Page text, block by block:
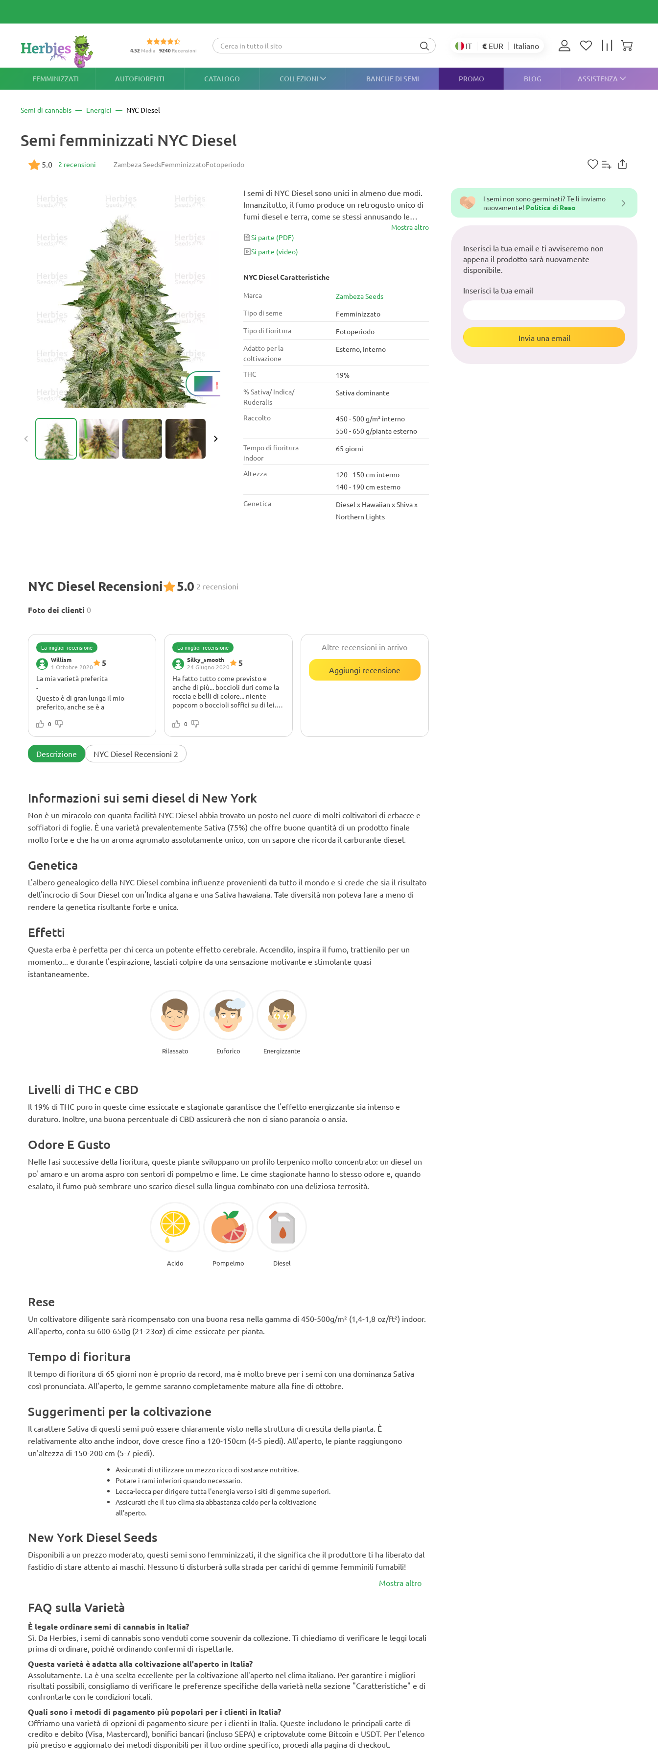
4.52 Media 9240 Recensioni IT € EUR Italiano
FEMMINIZZATI AUTOFIORENTI CATALOGO COLLEZIONI BANCHE DI SEMI PROMO BLOG ASSISTENZA
Semi di cannabis Energici NYC Diesel
19%
THC
Semi femminizzati NYC Diesel
Zambeza SeedsFemminizzatoFotoperiodo
5.0 2 recensioni
NYC Diesel Caratteristiche
Marca
Zambeza Seeds
Tipo di seme
Femminizzato
Tipo di fioritura
Fotoperiodo
Adatto per la
coltivazione
Esterno, Interno
THC
19%
% Sativa/ Indica/
Ruderalis
Sativa dominante
Raccolto
450 - 500 g/m² interno
550 - 650 g/pianta esterno
Tempo di fioritura
indoor
65 giorni
Altezza
120 - 150 cm interno
140 - 190 cm esterno
Genetica
Diesel x Hawaiian x Shiva x
Northern Lights
NYC Diesel Recensioni 5.0 2 recensioni
Foto dei clienti 0
La miglior recensione
William
1 Ottobre 2020
5
La mia varietà preferita
-
Questo è di gran lunga il mio
preferito, anche se è a
ansia, rallenta il mio pensiero
ho bisogno
0
La miglior recensione
Silky_smooth
24 Giugno 2020
5
Ha fatto tutto come previsto e
anche di più... boccioli duri come la
roccia e belli di colore... niente
popcorn o boccioli soffici su di lei...
agrumato
Nel complesso sono molto
delle mie preferite quando si tratta
di struttura delle cime e aspetto
sono così belli... Rapporto sul fumo
dopo l'essiccazione e la
stagionatura
0
Altre recensioni in arrivo
Aggiungi recensione
Descrizione NYC Diesel Recensioni 2
I semi di NYC Diesel sono unici in almeno due modi.
Innanzitutto, il fumo produce un retrogusto unico di
fumi diesel e terra, come se stessi annusando le
pomeridiana. In secondo luogo, l'effetto è molto
sociale al punto da trasformarti in un motormouth.
fino all'andare a un evento di team building, ti
Inoltre, con il 19% di THC, questo sballo alle stelle
dura molte ore.
Mostra altro
Si parte (PDF)
Si parte (video)
Informazioni sui semi diesel di New York
Non è un miracolo con quanta facilità NYC Diesel abbia trovato un posto nel cuore di molti coltivatori di erbacce e
soffiatori di foglie. È una varietà prevalentemente Sativa (75%) che offre buone quantità di un prodotto finale
molto forte e che ha un aroma agrumato assolutamente unico, con un sapore che ricorda il carburante diesel.
Genetica
L'albero genealogico della NYC Diesel combina influenze provenienti da tutto il mondo e si crede che sia il risultato
dell'incrocio di Sour Diesel con un'Indica afgana e una Sativa hawaiana. Tale diversità non poteva fare a meno di
rendere la genetica risultante forte e unica.
Effetti
Questa erba è perfetta per chi cerca un potente effetto cerebrale. Accendilo, inspira il fumo, trattienilo per un
momento... e durante l'espirazione, lasciati colpire da una sensazione motivante e stimolante quasi
istantaneamente.
Rilassato Euforico Energizzante
Livelli di THC e CBD
Il 19% di THC puro in queste cime essiccate e stagionate garantisce che l'effetto energizzante sia intenso e
duraturo. Inoltre, una buona percentuale di CBD assicurerà che non ci siano paranoia o ansia.
Odore E Gusto
Nelle fasi successive della fioritura, queste piante sviluppano un profilo terpenico molto concentrato: un diesel un
po' amaro e un aroma aspro con sentori di pompelmo e lime. Le cime stagionate hanno lo stesso odore e, quando
esalato, il fumo può sembrare uno scarico diesel sulla lingua combinato con una deliziosa terrosità.
Acido Pompelmo Diesel
Rese
Un coltivatore diligente sarà ricompensato con una buona resa nella gamma di 450-500g/m² (1,4-1,8 oz/ft²) indoor.
All'aperto, conta su 600-650g (21-23oz) di cime essiccate per pianta.
Tempo di fioritura
Il tempo di fioritura di 65 giorni non è proprio da record, ma è molto breve per i semi con una dominanza Sativa
così pronunciata. All'aperto, le gemme saranno completamente mature alla fine di ottobre.
Suggerimenti per la coltivazione
Il carattere Sativa di questi semi può essere chiaramente visto nella struttura di crescita della pianta. È
relativamente alto anche indoor, dove cresce fino a 120-150cm (4-5 piedi). All'aperto, le piante raggiungono
un'altezza di 150-200 cm (5-7 piedi).
Assicurati di utilizzare un mezzo ricco di sostanze nutritive.
Potare i rami inferiori quando necessario.
Lecca-lecca per dirigere tutta l'energia verso i siti di gemme superiori.
Assicurati che il tuo clima sia abbastanza caldo per la coltivazione
all'aperto.
New York Diesel Seeds
Disponibili a un prezzo moderato, questi semi sono femminizzati, il che significa che il produttore ti ha liberato dal
fastidio di stare attento ai maschi. Nessuno ti disturberà sulla strada per carichi di gemme femminili fumabili!
Mostra altro
FAQ sulla Varietà
È legale ordinare semi di cannabis in Italia?
Sì. Da Herbies, i semi di cannabis sono venduti come souvenir da collezione. Ti chiediamo di verificare le leggi locali
prima di ordinare, poiché ordinando confermi di rispettarle.
Questa varietà è adatta alla coltivazione all'aperto in Italia?
Assolutamente. La è una scelta eccellente per la coltivazione all'aperto nel clima italiano. Per garantire i migliori
risultati possibili, consigliamo di verificare le preferenze specifiche della varietà nella sezione "Caratteristiche" e di
confrontarle con le condizioni locali.
Quali sono i metodi di pagamento più popolari per i clienti in Italia?
Offriamo una varietà di opzioni di pagamento sicure per i clienti in Italia. Queste includono le principali carte di
credito e debito (Visa, Mastercard), bonifici bancari (incluso SEPA) e criptovalute come Bitcoin e USDT. Per l'elenco
più preciso e aggiornato dei metodi disponibili per il tuo ordine specifico, procedi alla pagina di checkout.
I semi non sono germinati? Te li inviamo
nuovamente! Politica di Reso
Inserisci la tua email e ti avviseremo non
appena il prodotto sarà nuovamente
disponibile.
Inserisci la tua email
Invia una email